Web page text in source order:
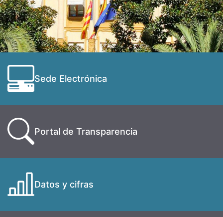
Sede Electrónica
Portal de Transparencia
Datos y cifras